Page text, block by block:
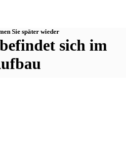
Sie später wieder
sich im